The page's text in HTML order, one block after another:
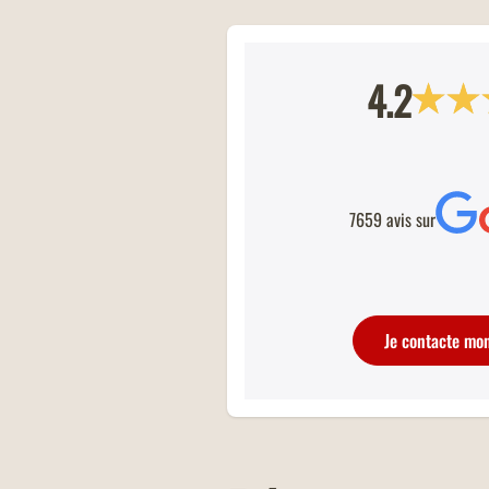
restaurants Buffalo Grill fraîchement
4.2
7659 avis sur
Je contacte